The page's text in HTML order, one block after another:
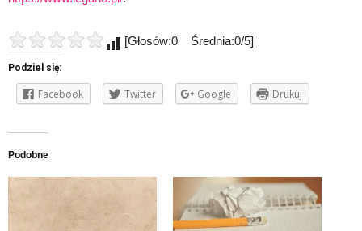
[Głosów:0 Średnia:0/5]
Podziel się:
Facebook Twitter Google Drukuj
Podobne